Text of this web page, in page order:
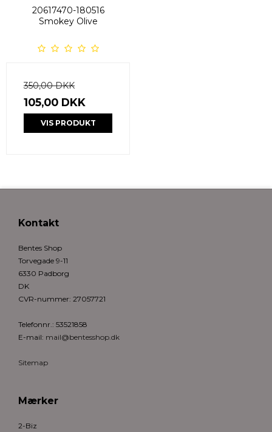
20617470-180516
Smokey Olive
350,00 DKK
105,00 DKK
VIS PRODUKT
Kontakt
Bentes Shop
Torvegade 9-11
6330 Padborg
DK
CVR-nummer: 27057721
Telefonnr. : 53521858
E-mail: mail@bentesshop.dk
Sitemap
Mærker
2-Biz